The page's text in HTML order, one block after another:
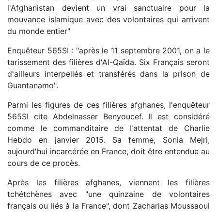
l'Afghanistan devient un vrai sanctuaire pour la
mouvance islamique avec des volontaires qui arrivent
du monde entier"
Enquêteur 565SI : "après le 11 septembre 2001, on a le
tarissement des filières d'Al-Qaïda. Six Français seront
d'ailleurs interpellés et transférés dans la prison de
Guantanamo".
Parmi les figures de ces filières afghanes, l'enquêteur
565SI cite Abdelnasser Benyoucef. Il est considéré
comme le commanditaire de l'attentat de Charlie
Hebdo en janvier 2015. Sa femme, Sonia Mejri,
aujourd'hui incarcérée en France, doit être entendue au
cours de ce procès.
Après les filières afghanes, viennent les filières
tchétchènes avec "une quinzaine de volontaires
français ou liés à la France", dont Zacharias Moussaoui